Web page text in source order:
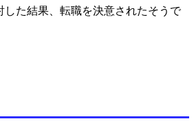
した結果、転職を決意されたそうで